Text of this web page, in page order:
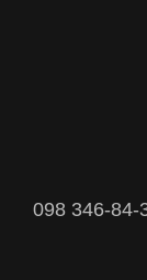
098 346-84-